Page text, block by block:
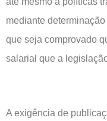
mediante
que seja comprovado
salarial que a
A exigência de